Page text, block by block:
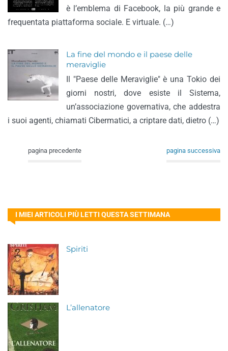
è l’emblema di Facebook, la più grande e
frequentata piattaforma sociale. E virtuale. (…)
La fine del mondo e il paese delle
meraviglie
Il "Paese delle Meraviglie" è una Tokio dei
giorni nostri, dove esiste il Sistema,
un’associazione governativa, che addestra
i suoi agenti, chiamati Cibermatici, a criptare dati, dietro (…)
pagina precedente pagina successiva
I MIEI ARTICOLI PIÙ LETTI QUESTA SETTIMANA
Spiriti
L’allenatore